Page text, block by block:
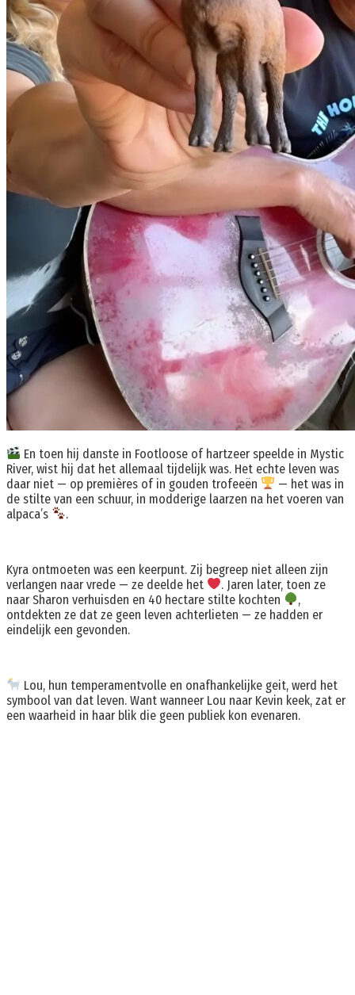
En toen hij danste in Footloose of hartzeer speelde in Mystic
River, wist hij dat het allemaal tijdelijk was. Het echte leven was
daar niet — op premières of in gouden trofeeën
— het was in
de stilte van een schuur, in modderige laarzen na het voeren van
alpaca’s
.
Kyra ontmoeten was een keerpunt. Zij begreep niet alleen zijn
verlangen naar vrede — ze deelde het
. Jaren later, toen ze
naar Sharon verhuisden en 40 hectare stilte kochten
,
ontdekten ze dat ze geen leven achterlieten — ze hadden er
eindelijk een gevonden.
Lou, hun temperamentvolle en onafhankelijke geit, werd het
symbool van dat leven. Want wanneer Lou naar Kevin keek, zat er
een waarheid in haar blik die geen publiek kon evenaren.